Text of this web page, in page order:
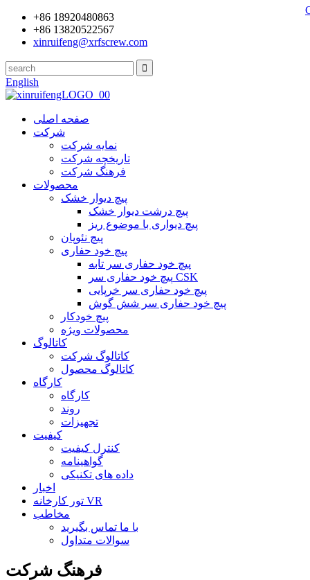
+86 18920480863
+86 13820522567
xinruifeng@xrfscrew.com
English
صفحه اصلی
شرکت
نمایه شرکت
تاریخچه شرکت
فرهنگ شرکت
محصولات
پیچ دیوار خشک
پیچ درشت دیوار خشک
پیچ دیواری با موضوع ریز
پیچ نئوپان
پیچ خود حفاری
پیچ خود حفاری سر تابه
پیچ خود حفاری سر CSK
پیچ خود حفاری سر خرپایی
پیچ خود حفاری سر شش گوش
پیچ خودکار
محصولات ویژه
کاتالوگ
کاتالوگ شرکت
کاتالوگ محصول
کارگاه
کارگاه
روند
تجهیزات
کیفیت
کنترل کیفیت
گواهینامه
داده های تکنیکی
اخبار
تور کارخانه VR
مخاطب
با ما تماس بگیرید
سوالات متداول
فرهنگ شرکت